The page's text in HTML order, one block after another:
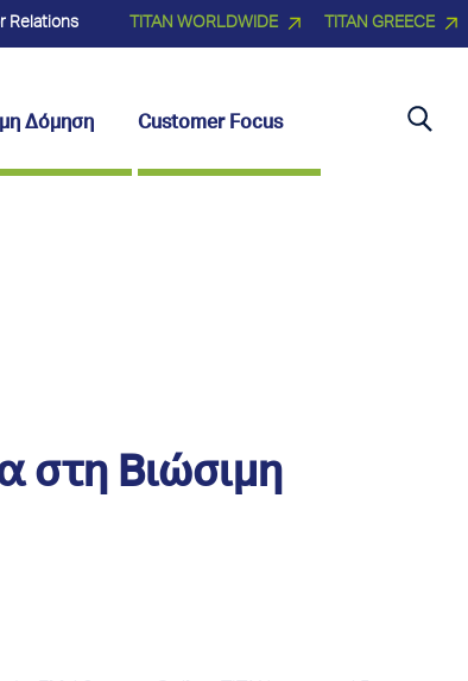
Relations TITAN WORLDWIDE TITAN GREECE
Δόμηση Customer Focus
στη Βιώσιμη